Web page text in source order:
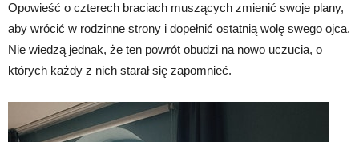
Opowieść o czterech braciach muszących zmienić swoje plany,
aby wrócić w rodzinne strony i dopełnić ostatnią wolę swego ojca.
Nie wiedzą jednak, że ten powrót obudzi na nowo uczucia, o
których każdy z nich starał się zapomnieć.